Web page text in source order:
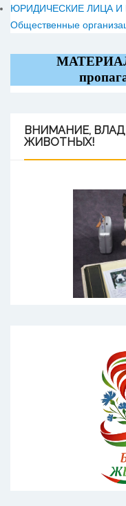
ЮРИДИЧЕСКИЕ ЛИЦА И
Общественные
ВНИМАНИЕ,
ЖИВОТНЫХ!